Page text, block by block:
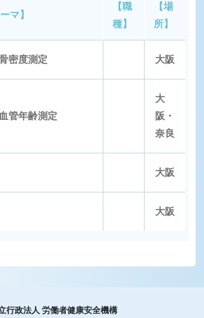
マ】
【職
種】
【場
所】
密度測定 大阪
管年齢測定
大
阪・
奈良
大阪
大阪
行政法人 労働者健康安全機構